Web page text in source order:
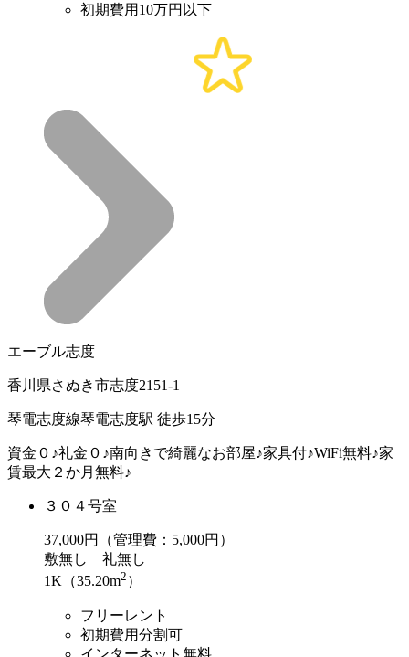
初期費用10万円以下
エーブル志度
香川県さぬき市志度2151-1
琴電志度線琴電志度駅 徒歩15分
資金０♪礼金０♪南向きで綺麗なお部屋♪家具付♪WiFi無料♪家
賃最大２か月無料♪
３０４号室
37,000円（管理費：5,000円）
敷無し 礼無し
1K（35.20m2 ）
フリーレント
初期費用分割可
インターネット無料